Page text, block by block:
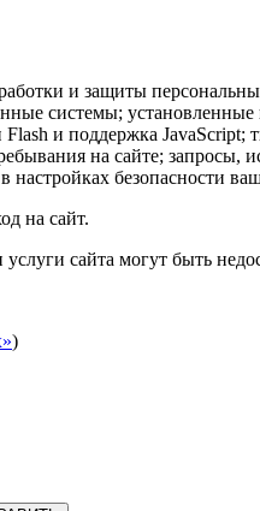
и защиты
системы;
и поддержка
на сайте; запросы,
безопасности
на сайт.
сайта могут быть
)